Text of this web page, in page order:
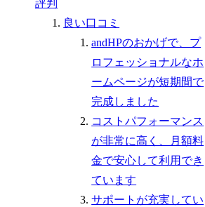
評判
良い口コミ
andHPのおかげで、プ
ロフェッショナルなホ
ームページが短期間で
完成しました
コストパフォーマンス
が非常に高く、月額料
金で安心して利用でき
ています
サポートが充実してい